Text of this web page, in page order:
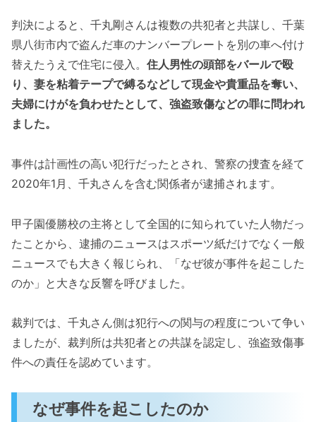
判決によると、千丸剛さんは複数の共犯者と共謀し、千葉
県八街市内で盗んだ車のナンバープレートを別の車へ付け
替えたうえで住宅に侵入。 住人男性の頭部をバールで殴
り、妻を粘着テープで縛るなどして現金や貴重品を奪い、
夫婦にけがを負わせたとして、強盗致傷などの罪に問われ
ました。
事件は計画性の高い犯行だったとされ、警察の捜査を経て
2020年1月、千丸さんを含む関係者が逮捕されます。
甲子園優勝校の主将として全国的に知られていた人物だっ
たことから、逮捕のニュースはスポーツ紙だけでなく一般
ニュースでも大きく報じられ、「なぜ彼が事件を起こした
のか」と大きな反響を呼びました。
裁判では、千丸さん側は犯行への関与の程度について争い
ましたが、裁判所は共犯者との共謀を認定し、強盗致傷事
件への責任を認めています。
なぜ事件を起こしたのか